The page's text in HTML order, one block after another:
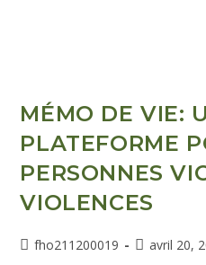
MÉMO DE VIE:
PLATEFORME
PERSONNES
VIOLENCES
fho211200019 avril 20,